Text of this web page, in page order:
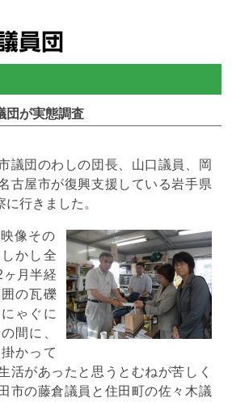
団が実態調査
議団のわしの団長、山口議員、岡
古屋市が復興支援している岩手県
行きました。
像その
かし全
月半経
の瓦礫
ゃぐに
間に、
かって
活があったと思うとむねが苦しく
市の藤倉議員と住田町の佐々木議